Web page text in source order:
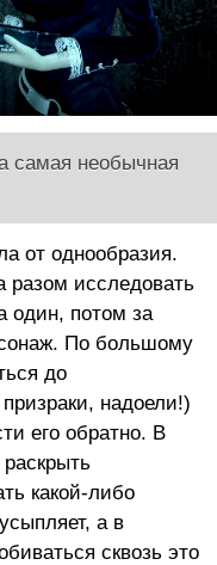
самая необычная
от однообразия.
разом исследовать
один, потом за
По большому
до
надоели!)
его обратно. В
какой-либо
а в
сквозь это